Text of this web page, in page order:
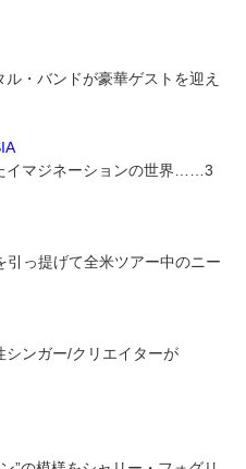
・バンドが豪華ゲストを迎え
イマジネーションの世界……3
引っ提げて全米ツアー中のニー
シンガー/クリエイターが